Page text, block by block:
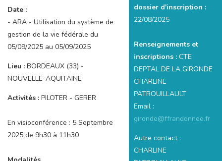
Date :
- ARA - Utilisation du système de
gestion de la vie fédérale du
05/09/2025 au 05/09/2025
Lieu : BORDEAUX (33) -
NOUVELLE-AQUITAINE
Activités : PILOTER - GERER
En visioconférence : 5 Septembre
2025 de 9h30 à 11h30
dossier d'inscription :
22/08/2025
Renseignements et
inscriptions : CTE
DEPTAL DE LA GIRONDE
CHARLINE
PATROUILLAULT
Email :
gironde@ffrandonnee.fr
Autre contact :
CHARLINE